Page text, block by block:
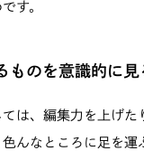
す。
ものを意識的に見
ては、編集力を上げた
んなところに足を運